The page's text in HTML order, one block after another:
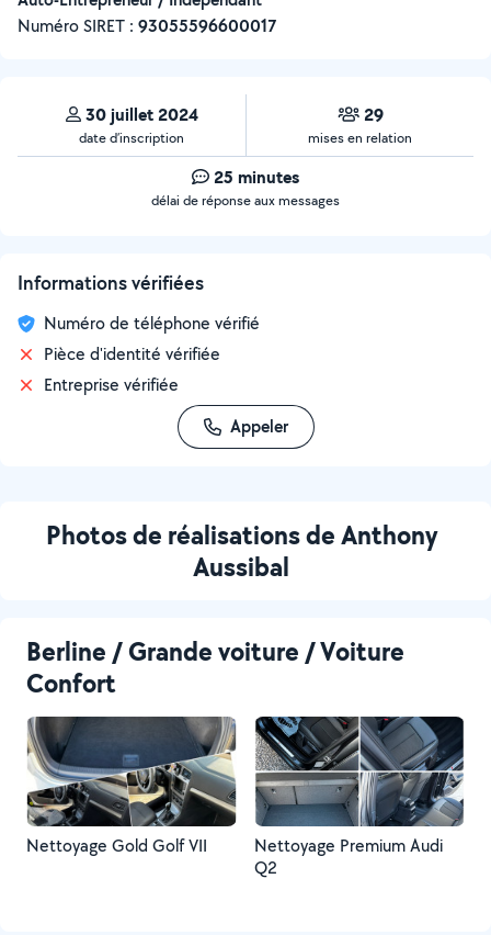
Numéro SIRET : ‍93055596600017
30 juillet 2024
date d’inscription
29
mises en relation
25 minutes
délai de réponse aux messages
Informations vérifiées
Numéro de téléphone vérifié
Pièce d'identité vérifiée
Entreprise vérifiée
Appeler
Photos de réalisations de Anthony
Aussibal
Berline / Grande voiture / Voiture
Confort
Nettoyage Gold Golf VII
Nettoyage Premium Audi
Q2